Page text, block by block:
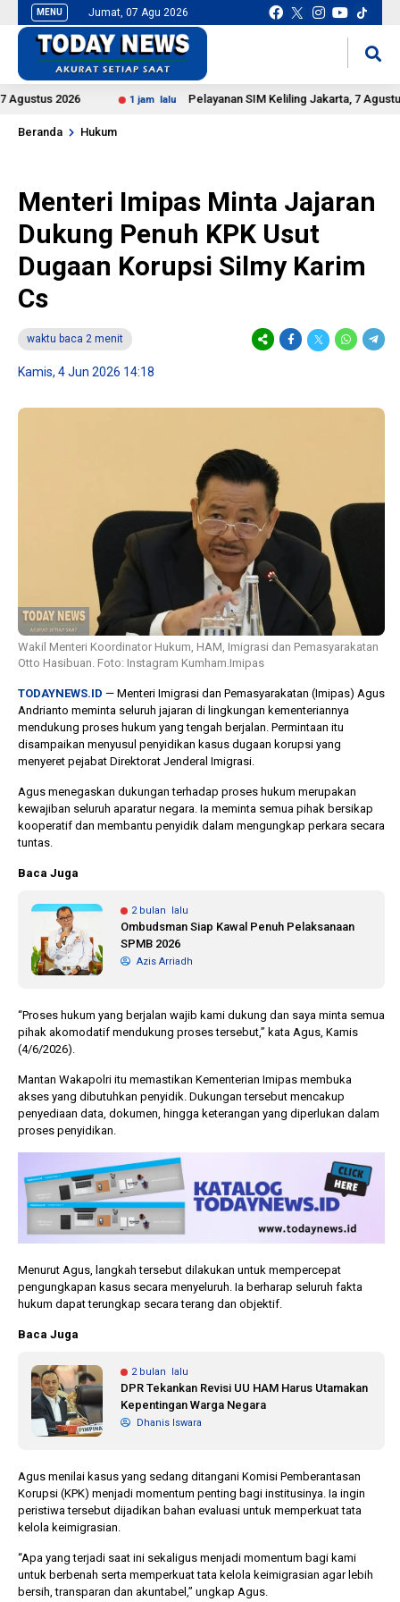
MENU Jumat, 07 Agu 2026
2026 1 jam lalu Pelayanan SIM Keliling Jakarta, 7 Agustus 2026
Beranda Hukum
Menteri Imipas Minta Jajaran
Dukung Penuh KPK Usut
Dugaan Korupsi Silmy Karim
Cs
waktu baca 2 menit
Kamis, 4 Jun 2026 14:18
Wakil Menteri Koordinator Hukum, HAM, Imigrasi dan Pemasyarakatan
Otto Hasibuan. Foto: Instagram Kumham.Imipas
TODAYNEWS.ID — Menteri Imigrasi dan Pemasyarakatan (Imipas) Agus
Andrianto meminta seluruh jajaran di lingkungan kementeriannya
mendukung proses hukum yang tengah berjalan. Permintaan itu
disampaikan menyusul penyidikan kasus dugaan korupsi yang
menyeret pejabat Direktorat Jenderal Imigrasi.
Agus menegaskan dukungan terhadap proses hukum merupakan
kewajiban seluruh aparatur negara. Ia meminta semua pihak bersikap
kooperatif dan membantu penyidik dalam mengungkap perkara secara
tuntas.
Baca Juga
2 bulan lalu
Ombudsman Siap Kawal Penuh Pelaksanaan
SPMB 2026
Azis Arriadh
“Proses hukum yang berjalan wajib kami dukung dan saya minta semua
pihak akomodatif mendukung proses tersebut,” kata Agus, Kamis
(4/6/2026).
Mantan Wakapolri itu memastikan Kementerian Imipas membuka
akses yang dibutuhkan penyidik. Dukungan tersebut mencakup
penyediaan data, dokumen, hingga keterangan yang diperlukan dalam
proses penyidikan.
Menurut Agus, langkah tersebut dilakukan untuk mempercepat
pengungkapan kasus secara menyeluruh. Ia berharap seluruh fakta
hukum dapat terungkap secara terang dan objektif.
Baca Juga
2 bulan lalu
DPR Tekankan Revisi UU HAM Harus Utamakan
Kepentingan Warga Negara
Dhanis Iswara
Agus menilai kasus yang sedang ditangani Komisi Pemberantasan
Korupsi (KPK) menjadi momentum penting bagi institusinya. Ia ingin
peristiwa tersebut dijadikan bahan evaluasi untuk memperkuat tata
kelola keimigrasian.
“Apa yang terjadi saat ini sekaligus menjadi momentum bagi kami
untuk berbenah serta memperkuat tata kelola keimigrasian agar lebih
bersih, transparan dan akuntabel,” ungkap Agus.
Pilkada 2024, Legislator
Ragukan SDM Bawaslu
Capres-